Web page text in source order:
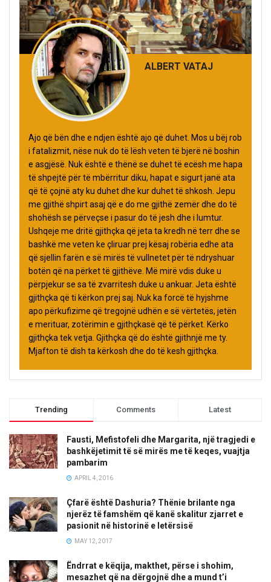
ALBERT VATAJ
Ajo që bën dhe e ndjen është ajo që duhet. Mos u bëj rob
i fatalizmit, nëse nuk do të lësh veten të bjerë në boshin
e asgjësë. Nuk është e thënë se duhet të ecësh me hapa
të shpejtë për të mbërritur diku, hapat e sigurt janë ata
që të çojnë aty ku duhet dhe kur duhet të shkosh. Jepu
me gjithë shpirt asaj që e do me gjithë zemër dhe do të
shohësh se përveçse i pasur do të jesh dhe i lumtur.
Ushqeje me dritë gjithçka që jeta ta kredh në terr dhe se
bashkë me veten ke çliruar prej kësaj robëria edhe ata
që sjellin farën e së mirës të vullnetet për të ndryshuar
botën që na përket të gjithëve. Më mirë vdis duke u
përpjekur se sa të zvarritesh duke u ankuar. Jeta është
gjithçka që ti kërkon prej saj. Nuk ka forcë të hyjshme
apo përkufizime që tregojnë udhën e së vërtetës, jetën
e merituar, zotërimin e gjithçkasë që të përket. Kërko
gjithçka tek vetja. Gjithçka që do është gjithnjë me ty.
Mjafton të dish ta kërkosh dhe do të kesh gjithçka.
Trending Comments Latest
Fausti, Mefistofeli dhe Margarita, një tragjedi e
bashkëjetimit të së mirës me të keqes, vuajtja
pambarim
APRIL 4, 2016
Çfarë është Dashuria? Thënie brilante nga
njerëz të famshëm që kanë skalitur zjarret e
pasionit në historinë e letërsisë
MAY 12, 2017
Ëndrrat e këqija, makthet, përse i shohim,
mesazhet që na dërgojnë dhe a mund t’i